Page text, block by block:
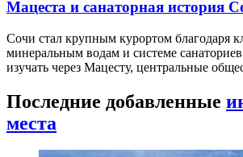
Мацеста и санаторная история
Сочи стал крупным курортом благодаря
минеральным водам и системе
изучать через Мацесту, центральные
Последние добавленные
места